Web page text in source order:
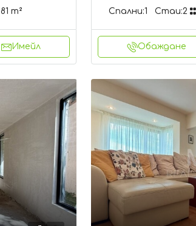
81 m²
Имейл
Спални:1 Стаи:2
Обаждане